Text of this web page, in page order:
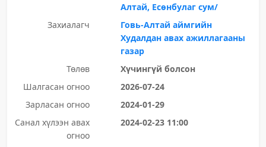
Алтай, Есөнбулаг сум/
Захиалагч
Говь-Алтай аймгийн
Худалдан авах ажиллагааны
газар
Төлөв
Хүчингүй болсон
Шалгасан огноо
2026-07-24
Зарласан огноо
2024-01-29
Санал хүлээн авах
огноо
2024-02-23 11:00